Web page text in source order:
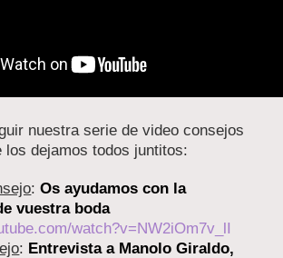
nuestra serie de video consejos
los dejamos todos juntitos:
:Os ayudamos con la
vuestra boda
watch?v=NW2iOm7v_lI
: Entrevista a Manolo Giraldo,